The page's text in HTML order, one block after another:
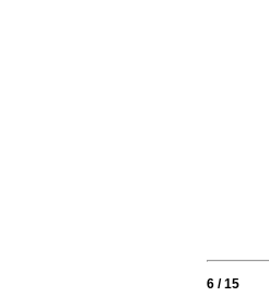
6 / 15